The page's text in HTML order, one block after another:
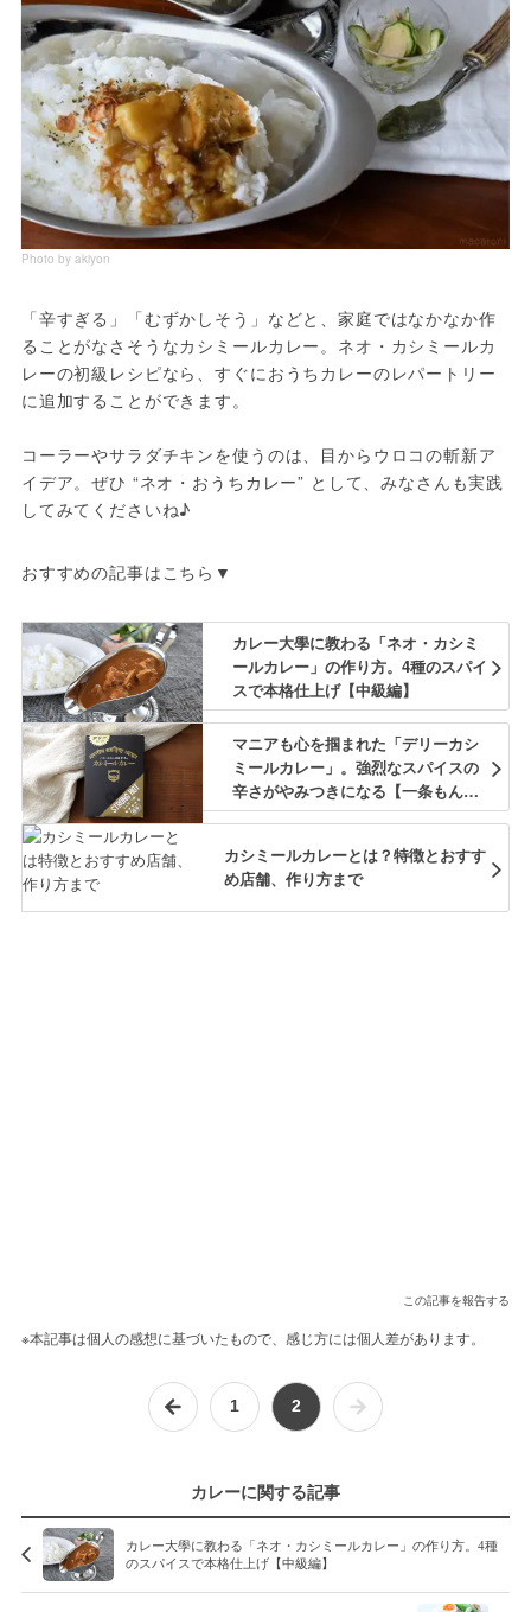
Photo by akiyon
「辛すぎる」「むずかしそう」などと、家庭ではなかなか作
ることがなさそうなカシミールカレー。ネオ・カシミールカ
レーの初級レシピなら、すぐにおうちカレーのレパートリー
に追加することができます。
コーラーやサラダチキンを使うのは、目からウロコの斬新ア
イデア。ぜひ “ネオ・おうちカレー” として、みなさんも実践
してみてくださいね♪
おすすめの記事はこちら▼
カレー大學に教わる「ネオ・カシミ
ールカレー」の作り方。4種のスパイ
スで本格仕上げ【中級編】
マニアも心を掴まれた「デリーカシ
ミールカレー」。強烈なスパイスの
辛さがやみつきになる【一条もんこ
のカレーログ #16】
カシミールカレーとは？特徴とおすす
め店舗、作り方まで
この記事を報告する
※本記事は個人の感想に基づいたもので、感じ方には個人差があります。
1 2
カレーに関する記事
カレー大學に教わる「ネオ・カシミールカレー」の作り方。4種
のスパイスで本格仕上げ【中級編】